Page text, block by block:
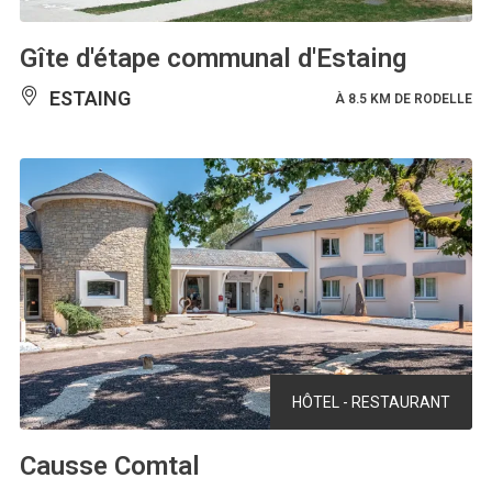
Gîte d'étape communal d'Estaing
ESTAING À 8.5 KM DE RODELLE
HÔTEL - RESTAURANT
Causse Comtal